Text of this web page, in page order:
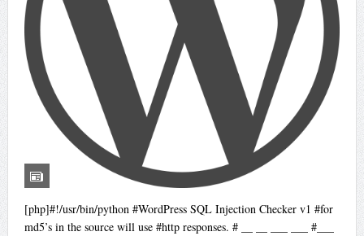
[php]#!/usr/bin/python #WordPress SQL Injection Checker v1 #for
md5’s in the source will use #http responses. # __ __ ___ ___ #___